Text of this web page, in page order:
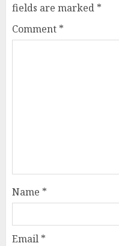
fields are marked *
Comment *
Name *
Email *